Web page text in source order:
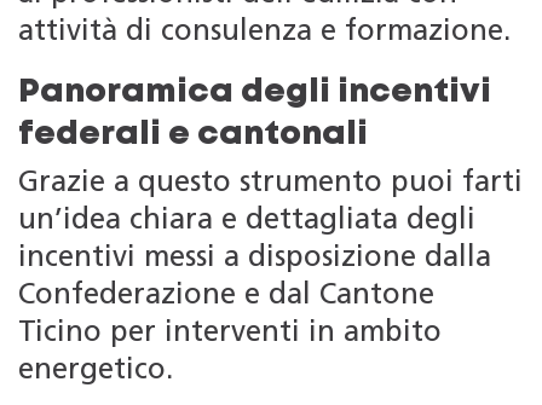
attività di consulenza e formazione.
Panoramica degli incentivi
federali e cantonali
Grazie a questo strumento puoi farti
un’idea chiara e dettagliata degli
incentivi messi a disposizione dalla
Confederazione e dal Cantone
Ticino per interventi in ambito
energetico.